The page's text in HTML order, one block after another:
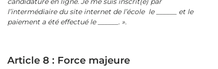
l’intermédiaire du site internet de l’école le ______ et le
paiement a été effectué le ______. ».
Article 8 : Force majeure